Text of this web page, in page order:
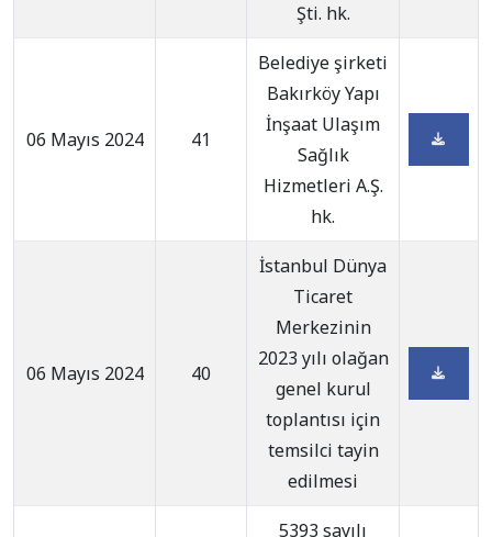
Şti. hk.
06 Mayıs 2024 41
Belediye şirketi
Bakırköy Yapı
İnşaat Ulaşım
Sağlık
Hizmetleri A.Ş.
hk.
06 Mayıs 2024 40
İstanbul Dünya
Ticaret
Merkezinin
2023 yılı olağan
genel kurul
toplantısı için
temsilci tayin
edilmesi
5393 sayılı